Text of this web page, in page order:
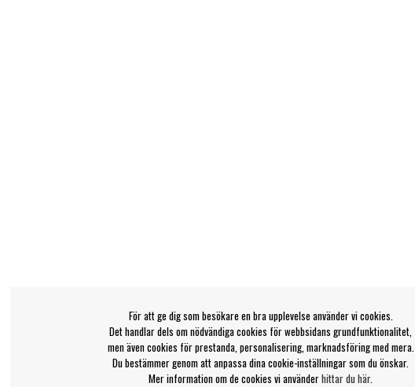
För att ge dig som besökare en bra upplevelse använder vi cookies.
Det handlar dels om nödvändiga cookies för webbsidans grundfunktionalitet,
men även cookies för prestanda, personalisering, marknadsföring med mera.
Du bestämmer genom att anpassa dina cookie-inställningar som du önskar.
Mer information om de cookies vi använderhittar du här.